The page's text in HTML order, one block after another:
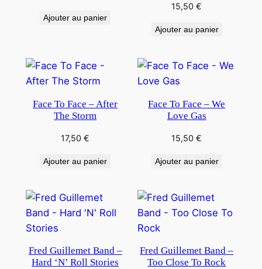
Ajouter au panier
15,50€
Ajouter au panier
Face To Face – After
The Storm
17,50€
Ajouter au panier
Face To Face – We
Love Gas
15,50€
Ajouter au panier
Fred Guillemet Band –
Hard ‘N’ Roll Stories
Fred Guillemet Band –
Too Close To Rock